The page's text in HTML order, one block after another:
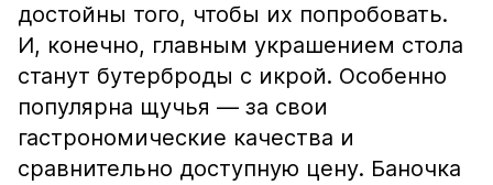
достойны того, чтобы их попробовать.
И, конечно, главным украшением стола
станут бутерброды с икрой. Особенно
популярна щучья — за свои
гастрономические качества и
сравнительно доступную цену. Баночка